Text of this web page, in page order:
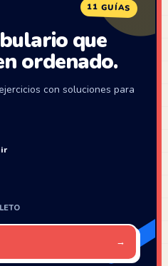
11 GUÍAS
que
ordenado.
con soluciones para
→